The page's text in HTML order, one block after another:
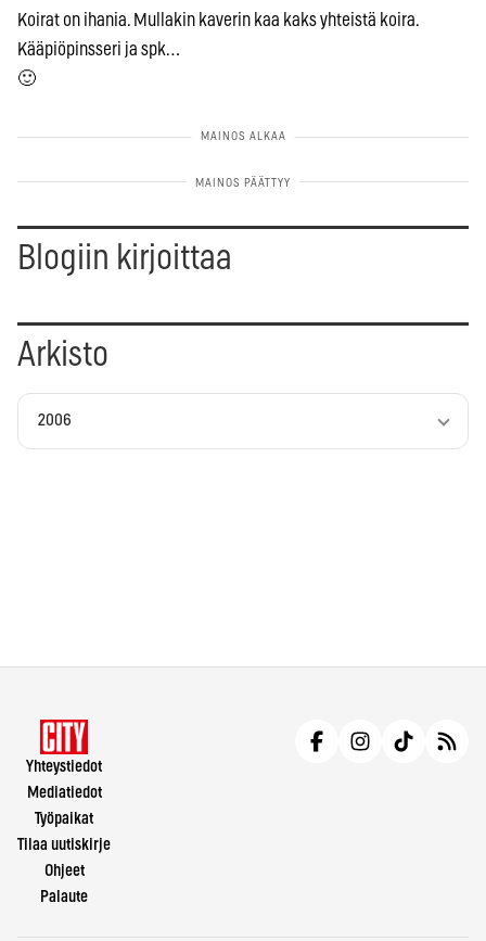
Koirat on ihania. Mullakin kaverin kaa kaks yhteistä koira.
Kääpiöpinsseri ja spk…
🙂
Blogiin kirjoittaa
Arkisto
2006
Yhteystiedot
Mediatiedot
Työpaikat
Tilaa uutiskirje
Ohjeet
Palaute